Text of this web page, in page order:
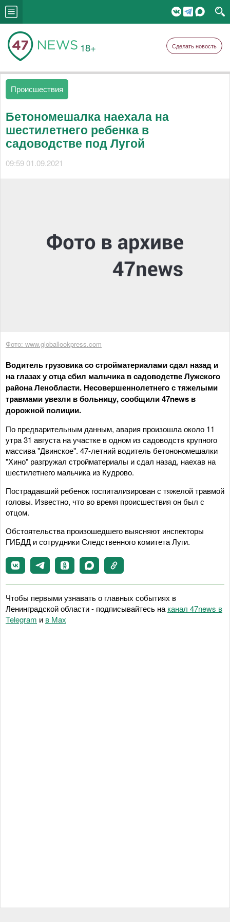
18+ Сделать новость
Происшествия
Бетономешалка наехала на
шестилетнего ребенка в
садоводстве под Лугой
09:59 01.09.2021
Фото: www.globallookpress.com
Водитель грузовика со стройматериалами сдал назад и
на глазах у отца сбил мальчика в садоводстве Лужского
района Ленобласти. Несовершеннолетнего с тяжелыми
травмами увезли в больницу, сообщили 47news в
дорожной полиции.
По предварительным данным, авария произошла около 11
утра 31 августа на участке в одном из садоводств крупного
массива "Двинское". 47-летний водитель бетонономешалки
"Хино" разгружал стройматериалы и сдал назад, наехав на
шестилетнего мальчика из Кудрово.
Пострадавший ребенок госпитализирован с тяжелой травмой
головы. Известно, что во время происшествия он был с
отцом.
Обстоятельства произошедшего выясняют инспекторы
ГИБДД и сотрудники Следственного комитета Луги.
Чтобы первыми узнавать о главных событиях в
Ленинградской области - подписывайтесь на канал 47news в
Telegram и в Maх